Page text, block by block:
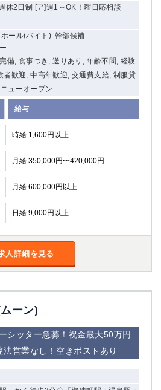
休2日制 [ア]週1～OK！曜日応相談
ホール(バイト) 幹部候補
備, 食事つき, 送りあり, 年齢不問, 経験
者歓迎, 中高年歓迎, 交通費支給, 制服貸
ューオープン
給与
時給 1,600円以上
月給 350,000円〜420,000円
月給 600,000円以上
日給 9,000円以上
人詳細を見る
ーン)
シッター急募！祝金最大50万円
営業なし！空きポストあり
横浜
溝の口
新横浜
平塚
橋本
横浜・桜木町
武蔵新城
茅ヶ崎
たまプラーザ
横須賀
南越谷
川越
南浦和
熊谷
川口